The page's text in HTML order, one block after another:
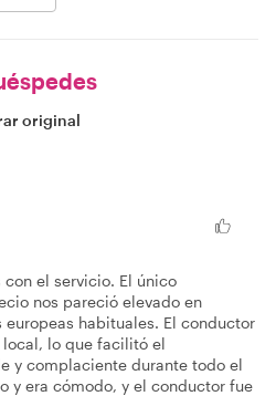
original
el servicio. El único
nos pareció elevado en
habituales. El conductor
lo que facilitó el
y complaciente durante todo el
y era cómodo, y el conductor fue